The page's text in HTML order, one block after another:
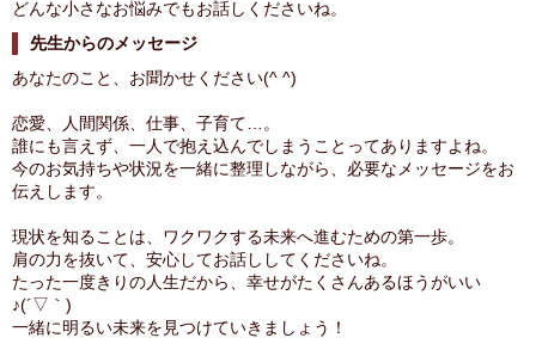
どんな小さなお悩みでもお話しくださいね。
先生からのメッセージ
あなたのこと、お聞かせください(^ ^)
恋愛、人間関係、仕事、子育て…。
誰にも言えず、一人で抱え込んでしまうことってありますよね。
今のお気持ちや状況を一緒に整理しながら、必要なメッセージをお
伝えします。
現状を知ることは、ワクワクする未来へ進むための第一歩。
肩の力を抜いて、安心してお話ししてくださいね。
たった一度きりの人生だから、幸せがたくさんあるほうがいい
♪(´▽｀)
一緒に明るい未来を見つけていきましょう！